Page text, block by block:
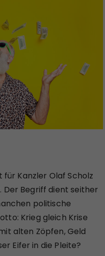
Kanzler Olaf Scholz
Begriff dient seither
politische
Krieg gleich Krise
alten Zöpfen, Geld
Eifer in die Pleite?